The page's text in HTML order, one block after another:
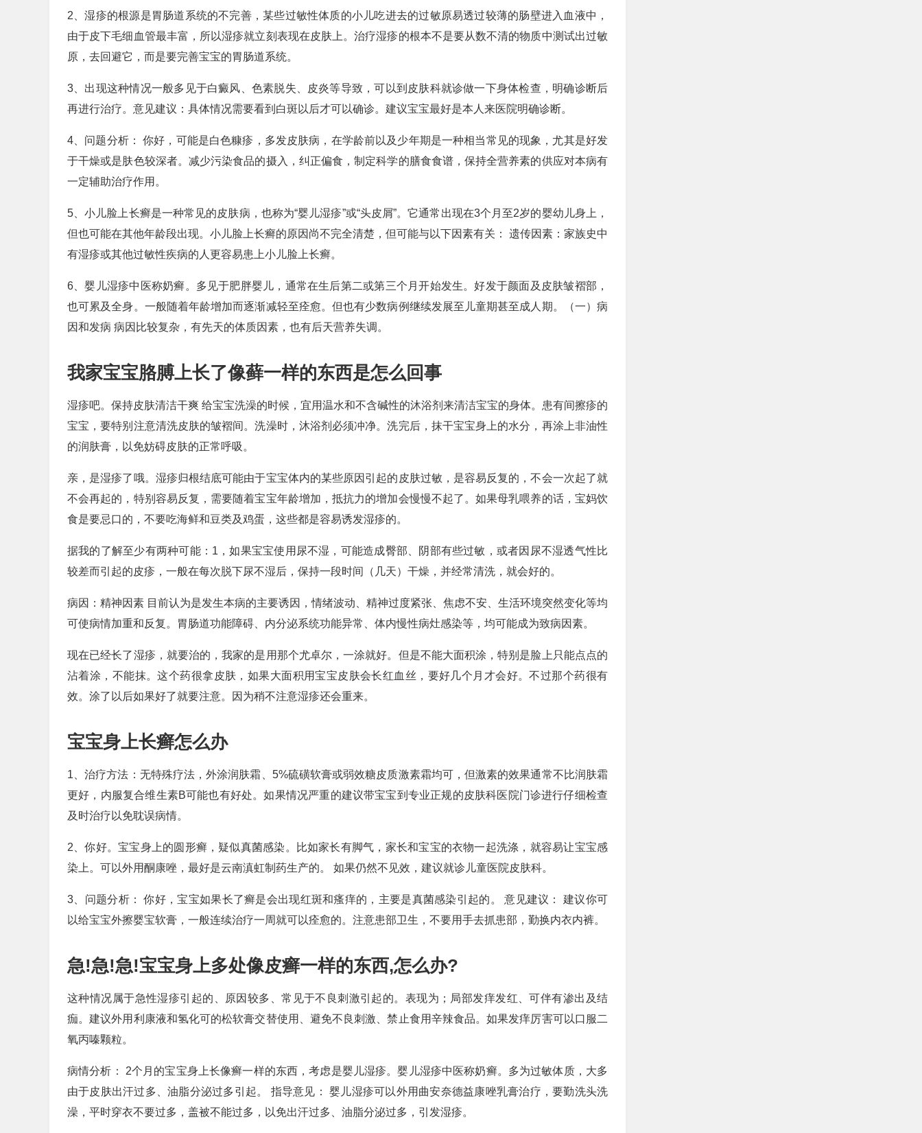
2、湿疹的根源是胃肠道系统的不完善，某些过敏性体质的小儿吃进去的过敏原易透过较薄的肠壁进入血液中，
由于皮下毛细血管最丰富，所以湿疹就立刻表现在皮肤上。治疗湿疹的根本不是要从数不清的物质中测试出过敏
原，去回避它，而是要完善宝宝的胃肠道系统。
3、出现这种情况一般多见于白癜风、色素脱失、皮炎等导致，可以到皮肤科就诊做一下身体检查，明确诊断后
再进行治疗。意见建议：具体情况需要看到白斑以后才可以确诊。建议宝宝最好是本人来医院明确诊断。
4、问题分析： 你好，可能是白色糠疹，多发皮肤病，在学龄前以及少年期是一种相当常见的现象，尤其是好发
于干燥或是肤色较深者。减少污染食品的摄入，纠正偏食，制定科学的膳食食谱，保持全营养素的供应对本病有
一定辅助治疗作用。
5、小儿脸上长癣是一种常见的皮肤病，也称为“婴儿湿疹”或“头皮屑”。它通常出现在3个月至2岁的婴幼儿身上，
但也可能在其他年龄段出现。小儿脸上长癣的原因尚不完全清楚，但可能与以下因素有关： 遗传因素：家族史中
有湿疹或其他过敏性疾病的人更容易患上小儿脸上长癣。
6、婴儿湿疹中医称奶癣。多见于肥胖婴儿，通常在生后第二或第三个月开始发生。好发于颜面及皮肤皱褶部，
也可累及全身。一般随着年龄增加而逐渐减轻至痊愈。但也有少数病例继续发展至儿童期甚至成人期。（一）病
因和发病 病因比较复杂，有先天的体质因素，也有后天营养失调。
我家宝宝胳膊上长了像藓一样的东西是怎么回事
湿疹吧。保持皮肤清洁干爽 给宝宝洗澡的时候，宜用温水和不含碱性的沐浴剂来清洁宝宝的身体。患有间擦疹的
宝宝，要特别注意清洗皮肤的皱褶间。洗澡时，沐浴剂必须冲净。洗完后，抹干宝宝身上的水分，再涂上非油性
的润肤膏，以免妨碍皮肤的正常呼吸。
亲，是湿疹了哦。湿疹归根结底可能由于宝宝体内的某些原因引起的皮肤过敏，是容易反复的，不会一次起了就
不会再起的，特别容易反复，需要随着宝宝年龄增加，抵抗力的增加会慢慢不起了。如果母乳喂养的话，宝妈饮
食是要忌口的，不要吃海鲜和豆类及鸡蛋，这些都是容易诱发湿疹的。
据我的了解至少有两种可能：1，如果宝宝使用尿不湿，可能造成臀部、阴部有些过敏，或者因尿不湿透气性比
较差而引起的皮疹，一般在每次脱下尿不湿后，保持一段时间（几天）干燥，并经常清洗，就会好的。
病因：精神因素 目前认为是发生本病的主要诱因，情绪波动、精神过度紧张、焦虑不安、生活环境突然变化等均
可使病情加重和反复。胃肠道功能障碍、内分泌系统功能异常、体内慢性病灶感染等，均可能成为致病因素。
现在已经长了湿疹，就要治的，我家的是用那个尤卓尔，一涂就好。但是不能大面积涂，特别是脸上只能点点的
沾着涂，不能抹。这个药很拿皮肤，如果大面积用宝宝皮肤会长红血丝，要好几个月才会好。不过那个药很有
效。涂了以后如果好了就要注意。因为稍不注意湿疹还会重来。
宝宝身上长癣怎么办
1、治疗方法：无特殊疗法，外涂润肤霜、5%硫磺软膏或弱效糖皮质激素霜均可，但激素的效果通常不比润肤霜
更好，内服复合维生素B可能也有好处。如果情况严重的建议带宝宝到专业正规的皮肤科医院门诊进行仔细检查
及时治疗以免耽误病情。
2、你好。宝宝身上的圆形癣，疑似真菌感染。比如家长有脚气，家长和宝宝的衣物一起洗涤，就容易让宝宝感
染上。可以外用酮康唑，最好是云南滇虹制药生产的。 如果仍然不见效，建议就诊儿童医院皮肤科。
3、问题分析： 你好，宝宝如果长了癣是会出现红斑和瘙痒的，主要是真菌感染引起的。 意见建议： 建议你可
以给宝宝外擦婴宝软膏，一般连续治疗一周就可以痊愈的。注意患部卫生，不要用手去抓患部，勤换内衣内裤。
急!急!急!宝宝身上多处像皮癣一样的东西,怎么办?
这种情况属于急性湿疹引起的、原因较多、常见于不良刺激引起的。表现为；局部发痒发红、可伴有渗出及结
痂。建议外用利康液和氢化可的松软膏交替使用、避免不良刺激、禁止食用辛辣食品。如果发痒厉害可以口服二
氧丙嗪颗粒。
病情分析： 2个月的宝宝身上长像癣一样的东西，考虑是婴儿湿疹。婴儿湿疹中医称奶癣。多为过敏体质，大多
由于皮肤出汗过多、油脂分泌过多引起。 指导意见： 婴儿湿疹可以外用曲安奈德益康唑乳膏治疗，要勤洗头洗
澡，平时穿衣不要过多，盖被不能过多，以免出汗过多、油脂分泌过多，引发湿疹。